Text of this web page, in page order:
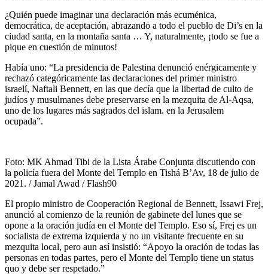
¿Quién puede imaginar una declaración más ecuménica,
democrática, de aceptación, abrazando a todo el pueblo de Di’s en la
ciudad santa, en la montaña santa … Y, naturalmente, ¡todo se fue a
pique en cuestión de minutos!
Había uno: “La presidencia de Palestina denunció enérgicamente y
rechazó categóricamente las declaraciones del primer ministro
israelí, Naftali Bennett, en las que decía que la libertad de culto de
judíos y musulmanes debe preservarse en la mezquita de Al-Aqsa,
uno de los lugares más sagrados del islam. en la Jerusalem
ocupada”.
Foto: MK Ahmad Tibi de la Lista Árabe Conjunta discutiendo con
la policía fuera del Monte del Templo en Tishá B’Av, 18 de julio de
2021. / Jamal Awad / Flash90
El propio ministro de Cooperación Regional de Bennett, Issawi Frej,
anunció al comienzo de la reunión de gabinete del lunes que se
opone a la oración judía en el Monte del Templo. Eso sí, Frej es un
socialista de extrema izquierda y no un visitante frecuente en su
mezquita local, pero aun así insistió: “Apoyo la oración de todas las
personas en todas partes, pero el Monte del Templo tiene un status
quo y debe ser respetado.”